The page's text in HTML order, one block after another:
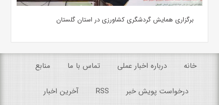
برگزاری همایش گردشگری کشاورزی در استان گلستان
خانه درباره اخبار عملی تماس با ما منابع
درخواست پویش خبر RSS آخرین اخبار